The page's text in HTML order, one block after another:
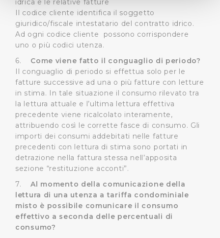
(impronte digitali).
Approfondisci come vengono elaborati i tuoi dati personali
e imposta le tue preferenze nellasezione dettagli. Puoi
modificare o ritirare il tuo consenso in qualsiasi momento
dalla Dichiarazione sui cookie.
Utilizziamo dei cookie tecnici necessari per rendere
fruibile il sito web abilitandone funzionalità di base quali
la navigazione sulle pagine e l'accesso alle aree
protette. In linea con le preferenze manifestate
dall’Utente e con i consensi dallo stesso prestati, i
cookie possono essere inoltre utilizzati per analizzare il
traffico sul nostro sito web, per personalizzare
contenuti ed annunci e per fornire funzionalità dei social
l’Utente utilizza il nostro sito con i nostri partner. Tali
pubblicità e social media, potrebbero combinare le
informazioni ricevute con altre informazioni che l’Utente
idrica e le relative fatture
Il codice cliente identifica il soggetto
giuridico/fiscale intestatario del contratto idrico.
Ad ogni codice cliente possono corrispondere
uno o più codici utenza.
6. Come viene fatto il conguaglio di periodo?
Il conguaglio di periodo si effettua solo per le
fatture successive ad una o più fatture con letture
in stima. In tale situazione il consumo rilevato tra
la lettura attuale e l’ultima lettura effettiva
precedente viene ricalcolato interamente,
attribuendo così le corrette fasce di consumo. Gli
importi dei consumi addebitati nelle fatture
precedenti con lettura di stima sono portati in
detrazione nella fattura stessa nell’apposita
sezione “restituzione acconti”.
7.Al momento della comunicazione della
lettura di una utenza a tariffa condominiale
misto è possibile comunicare il consumo
effettivo a seconda delle percentuali di
consumo?